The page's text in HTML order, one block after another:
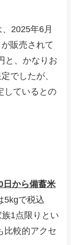
2025年6月
販売されて
と、かなりお
でしたが、
しているとの
日から備蓄米
5kgで税込
1点限りとい
比較的アクセ